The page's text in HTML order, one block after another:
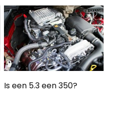
Is een 5.3 een 350?